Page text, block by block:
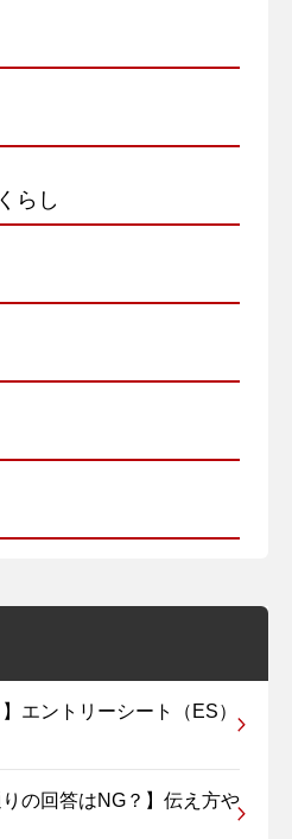
らし
エントリーシート（ES）
りの回答はNG？】伝え方や